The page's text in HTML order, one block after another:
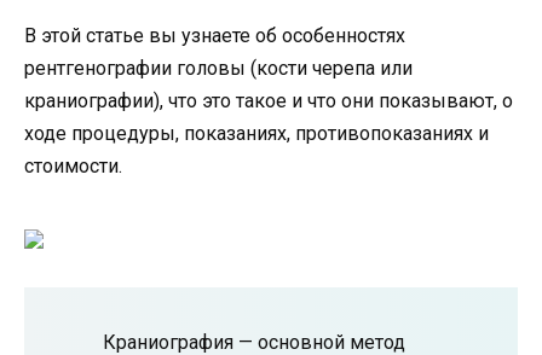
В этой статье вы узнаете об особенностях
рентгенографии головы (кости черепа или
краниографии), что это такое и что они показывают, о
ходе процедуры, показаниях, противопоказаниях и
стоимости.
Краниография — основной метод